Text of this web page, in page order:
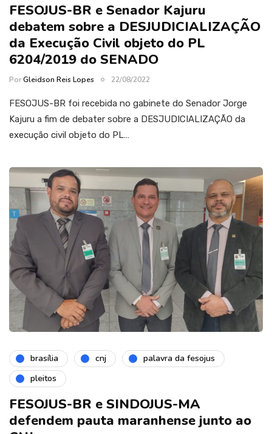
FESOJUS-BR e Senador Kajuru
debatem sobre a DESJUDICIALIZAÇÃO
da Execução Civil objeto do PL
6204/2019 do SENADO
PorGleidson Reis Lopes 22/08/2022
FESOJUS-BR foi recebida no gabinete do Senador Jorge
Kajuru a fim de debater sobre a DESJUDICIALIZAÇÃO da
execução civil objeto do PL…
brasília cnj
palavra da fesojus
pleitos
FESOJUS-BR e SINDOJUS-MA
defendem pauta maranhense junto ao